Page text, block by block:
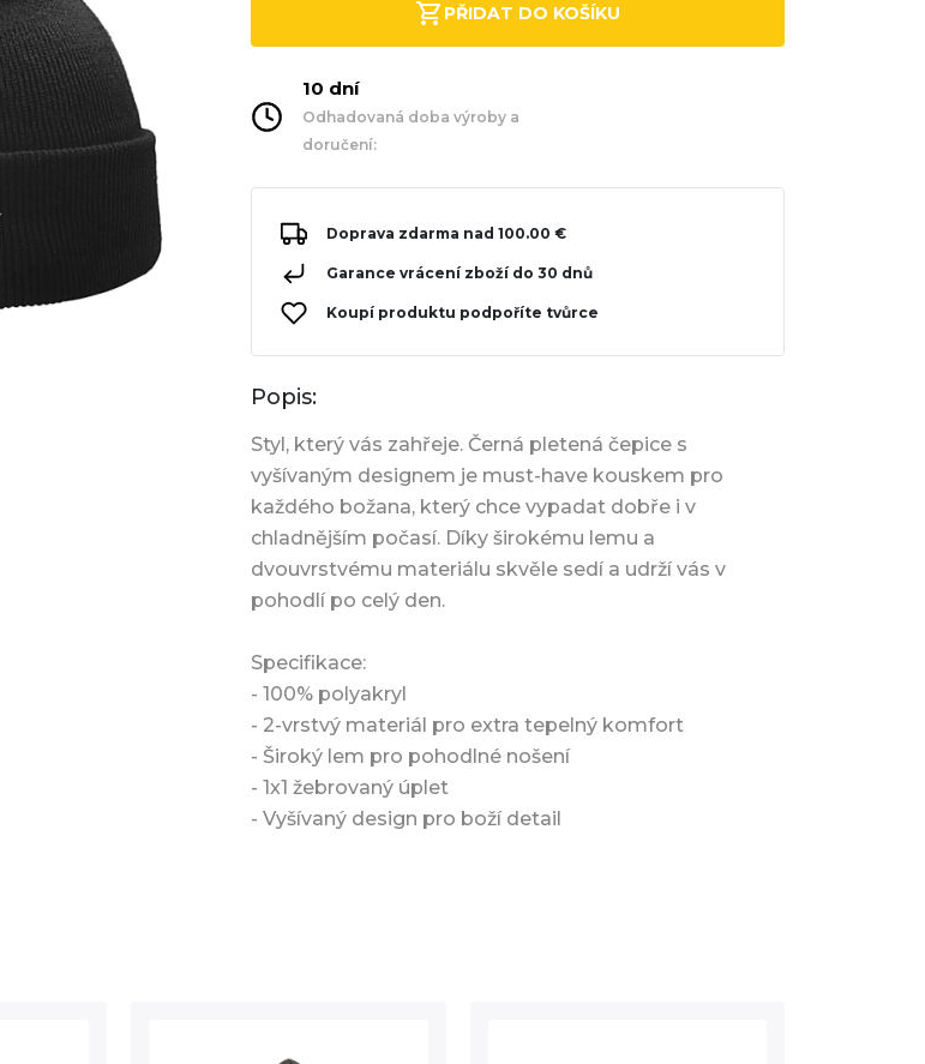
PŘIDAT DO KOŠÍKU
10 dní
Odhadovaná doba výroby a
doručení:
Doprava zdarma nad 100.00 €
Garance vrácení zboží do 30 dnů
Koupí produktu podpoříte tvůrce
Popis:
Styl, který vás zahřeje. Černá pletená čepice s
vyšívaným designem je must-have kouskem pro
každého božana, který chce vypadat dobře i v
chladnějším počasí. Díky širokému lemu a
dvouvrstvému materiálu skvěle sedí a udrží vás v
pohodlí po celý den.
Specifikace:
- 100% polyakryl
- 2-vrstvý materiál pro extra tepelný komfort
- Široký lem pro pohodlné nošení
- 1x1 žebrovaný úplet
- Vyšívaný design pro boží detail